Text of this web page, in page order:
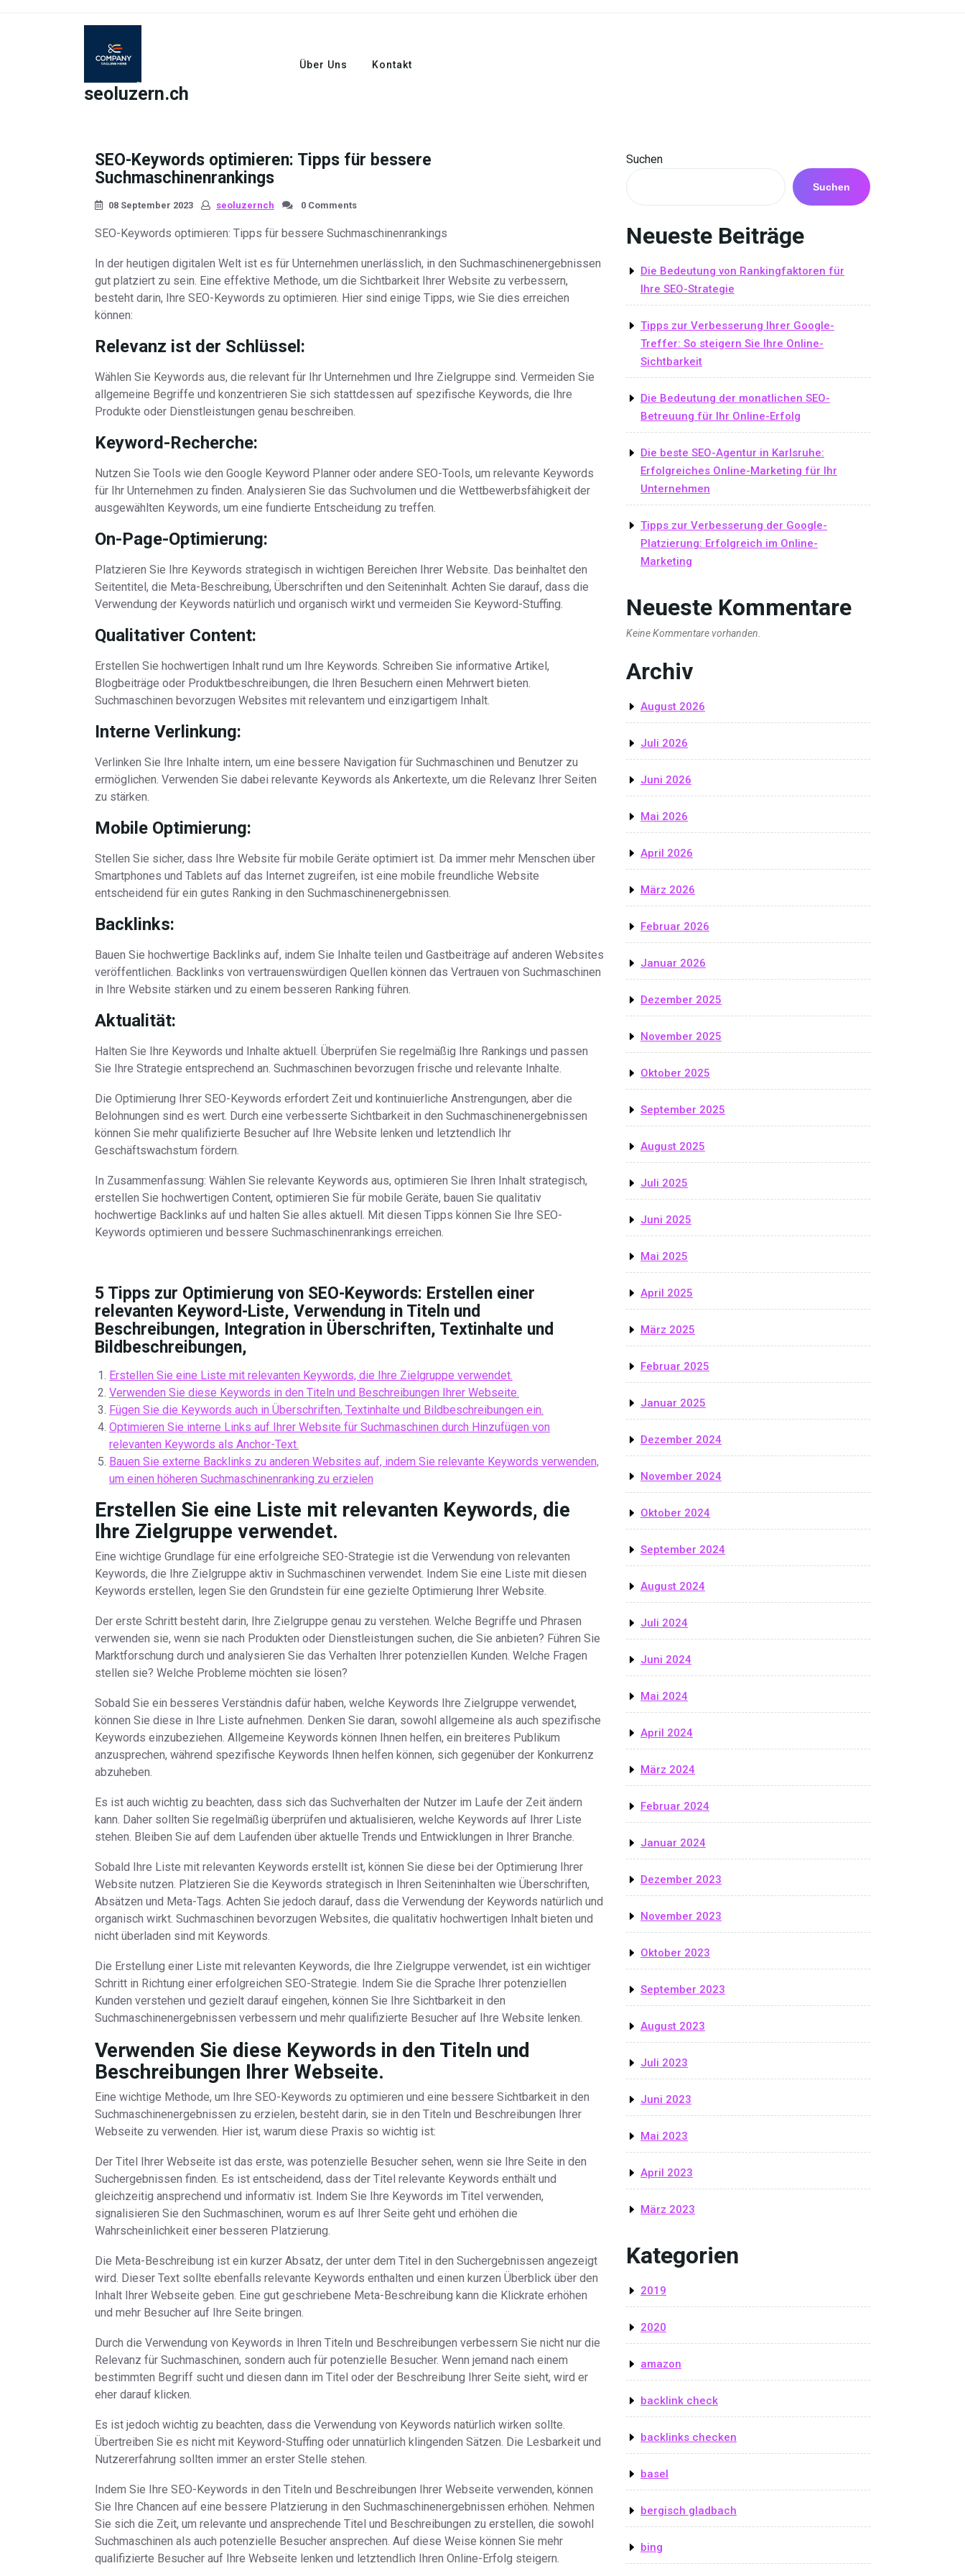
seoluzern.ch
Über Uns Kontakt
SEO-Keywords optimieren: Tipps für bessere
Suchmaschinenrankings
08 September 2023 seoluzernch 0 Comments
SEO-Keywords optimieren: Tipps für bessere Suchmaschinenrankings
In der heutigen digitalen Welt ist es für Unternehmen unerlässlich, in den Suchmaschinenergebnissen
gut platziert zu sein. Eine effektive Methode, um die Sichtbarkeit Ihrer Website zu verbessern,
besteht darin, Ihre SEO-Keywords zu optimieren. Hier sind einige Tipps, wie Sie dies erreichen
können:
Relevanz ist der Schlüssel:
Wählen Sie Keywords aus, die relevant für Ihr Unternehmen und Ihre Zielgruppe sind. Vermeiden Sie
allgemeine Begriffe und konzentrieren Sie sich stattdessen auf spezifische Keywords, die Ihre
Produkte oder Dienstleistungen genau beschreiben.
Keyword-Recherche:
Nutzen Sie Tools wie den Google Keyword Planner oder andere SEO-Tools, um relevante Keywords
für Ihr Unternehmen zu finden. Analysieren Sie das Suchvolumen und die Wettbewerbsfähigkeit der
ausgewählten Keywords, um eine fundierte Entscheidung zu treffen.
On-Page-Optimierung:
Platzieren Sie Ihre Keywords strategisch in wichtigen Bereichen Ihrer Website. Das beinhaltet den
Seitentitel, die Meta-Beschreibung, Überschriften und den Seiteninhalt. Achten Sie darauf, dass die
Verwendung der Keywords natürlich und organisch wirkt und vermeiden Sie Keyword-Stuffing.
Qualitativer Content:
Erstellen Sie hochwertigen Inhalt rund um Ihre Keywords. Schreiben Sie informative Artikel,
Blogbeiträge oder Produktbeschreibungen, die Ihren Besuchern einen Mehrwert bieten.
Suchmaschinen bevorzugen Websites mit relevantem und einzigartigem Inhalt.
Interne Verlinkung:
Verlinken Sie Ihre Inhalte intern, um eine bessere Navigation für Suchmaschinen und Benutzer zu
ermöglichen. Verwenden Sie dabei relevante Keywords als Ankertexte, um die Relevanz Ihrer Seiten
zu stärken.
Mobile Optimierung:
Stellen Sie sicher, dass Ihre Website für mobile Geräte optimiert ist. Da immer mehr Menschen über
Smartphones und Tablets auf das Internet zugreifen, ist eine mobile freundliche Website
entscheidend für ein gutes Ranking in den Suchmaschinenergebnissen.
Backlinks:
Bauen Sie hochwertige Backlinks auf, indem Sie Inhalte teilen und Gastbeiträge auf anderen Websites
veröffentlichen. Backlinks von vertrauenswürdigen Quellen können das Vertrauen von Suchmaschinen
in Ihre Website stärken und zu einem besseren Ranking führen.
Aktualität:
Halten Sie Ihre Keywords und Inhalte aktuell. Überprüfen Sie regelmäßig Ihre Rankings und passen
Sie Ihre Strategie entsprechend an. Suchmaschinen bevorzugen frische und relevante Inhalte.
Die Optimierung Ihrer SEO-Keywords erfordert Zeit und kontinuierliche Anstrengungen, aber die
Belohnungen sind es wert. Durch eine verbesserte Sichtbarkeit in den Suchmaschinenergebnissen
können Sie mehr qualifizierte Besucher auf Ihre Website lenken und letztendlich Ihr
Geschäftswachstum fördern.
In Zusammenfassung: Wählen Sie relevante Keywords aus, optimieren Sie Ihren Inhalt strategisch,
erstellen Sie hochwertigen Content, optimieren Sie für mobile Geräte, bauen Sie qualitativ
hochwertige Backlinks auf und halten Sie alles aktuell. Mit diesen Tipps können Sie Ihre SEO-
Keywords optimieren und bessere Suchmaschinenrankings erreichen.
5 Tipps zur Optimierung von SEO-Keywords: Erstellen einer
relevanten Keyword-Liste, Verwendung in Titeln und
Beschreibungen, Integration in Überschriften, Textinhalte und
Bildbeschreibungen,
Erstellen Sie eine Liste mit relevanten Keywords, die Ihre Zielgruppe verwendet.
Verwenden Sie diese Keywords in den Titeln und Beschreibungen Ihrer Webseite.
Fügen Sie die Keywords auch in Überschriften, Textinhalte und Bildbeschreibungen ein.
Optimieren Sie interne Links auf Ihrer Website für Suchmaschinen durch Hinzufügen von
relevanten Keywords als Anchor-Text.
Bauen Sie externe Backlinks zu anderen Websites auf, indem Sie relevante Keywords verwenden,
um einen höheren Suchmaschinenranking zu erzielen
Erstellen Sie eine Liste mit relevanten Keywords, die
Ihre Zielgruppe verwendet.
Eine wichtige Grundlage für eine erfolgreiche SEO-Strategie ist die Verwendung von relevanten
Keywords, die Ihre Zielgruppe aktiv in Suchmaschinen verwendet. Indem Sie eine Liste mit diesen
Keywords erstellen, legen Sie den Grundstein für eine gezielte Optimierung Ihrer Website.
Der erste Schritt besteht darin, Ihre Zielgruppe genau zu verstehen. Welche Begriffe und Phrasen
verwenden sie, wenn sie nach Produkten oder Dienstleistungen suchen, die Sie anbieten? Führen Sie
Marktforschung durch und analysieren Sie das Verhalten Ihrer potenziellen Kunden. Welche Fragen
stellen sie? Welche Probleme möchten sie lösen?
Sobald Sie ein besseres Verständnis dafür haben, welche Keywords Ihre Zielgruppe verwendet,
können Sie diese in Ihre Liste aufnehmen. Denken Sie daran, sowohl allgemeine als auch spezifische
Keywords einzubeziehen. Allgemeine Keywords können Ihnen helfen, ein breiteres Publikum
anzusprechen, während spezifische Keywords Ihnen helfen können, sich gegenüber der Konkurrenz
abzuheben.
Es ist auch wichtig zu beachten, dass sich das Suchverhalten der Nutzer im Laufe der Zeit ändern
kann. Daher sollten Sie regelmäßig überprüfen und aktualisieren, welche Keywords auf Ihrer Liste
stehen. Bleiben Sie auf dem Laufenden über aktuelle Trends und Entwicklungen in Ihrer Branche.
Sobald Ihre Liste mit relevanten Keywords erstellt ist, können Sie diese bei der Optimierung Ihrer
Website nutzen. Platzieren Sie die Keywords strategisch in Ihren Seiteninhalten wie Überschriften,
Absätzen und Meta-Tags. Achten Sie jedoch darauf, dass die Verwendung der Keywords natürlich und
organisch wirkt. Suchmaschinen bevorzugen Websites, die qualitativ hochwertigen Inhalt bieten und
nicht überladen sind mit Keywords.
Die Erstellung einer Liste mit relevanten Keywords, die Ihre Zielgruppe verwendet, ist ein wichtiger
Schritt in Richtung einer erfolgreichen SEO-Strategie. Indem Sie die Sprache Ihrer potenziellen
Kunden verstehen und gezielt darauf eingehen, können Sie Ihre Sichtbarkeit in den
Suchmaschinenergebnissen verbessern und mehr qualifizierte Besucher auf Ihre Website lenken.
Verwenden Sie diese Keywords in den Titeln und
Beschreibungen Ihrer Webseite.
Eine wichtige Methode, um Ihre SEO-Keywords zu optimieren und eine bessere Sichtbarkeit in den
Suchmaschinenergebnissen zu erzielen, besteht darin, sie in den Titeln und Beschreibungen Ihrer
Webseite zu verwenden. Hier ist, warum diese Praxis so wichtig ist:
Der Titel Ihrer Webseite ist das erste, was potenzielle Besucher sehen, wenn sie Ihre Seite in den
Suchergebnissen finden. Es ist entscheidend, dass der Titel relevante Keywords enthält und
gleichzeitig ansprechend und informativ ist. Indem Sie Ihre Keywords im Titel verwenden,
signalisieren Sie den Suchmaschinen, worum es auf Ihrer Seite geht und erhöhen die
Wahrscheinlichkeit einer besseren Platzierung.
Die Meta-Beschreibung ist ein kurzer Absatz, der unter dem Titel in den Suchergebnissen angezeigt
wird. Dieser Text sollte ebenfalls relevante Keywords enthalten und einen kurzen Überblick über den
Inhalt Ihrer Webseite geben. Eine gut geschriebene Meta-Beschreibung kann die Klickrate erhöhen
und mehr Besucher auf Ihre Seite bringen.
Durch die Verwendung von Keywords in Ihren Titeln und Beschreibungen verbessern Sie nicht nur die
Relevanz für Suchmaschinen, sondern auch für potenzielle Besucher. Wenn jemand nach einem
bestimmten Begriff sucht und diesen dann im Titel oder der Beschreibung Ihrer Seite sieht, wird er
eher darauf klicken.
Es ist jedoch wichtig zu beachten, dass die Verwendung von Keywords natürlich wirken sollte.
Übertreiben Sie es nicht mit Keyword-Stuffing oder unnatürlich klingenden Sätzen. Die Lesbarkeit und
Nutzererfahrung sollten immer an erster Stelle stehen.
Indem Sie Ihre SEO-Keywords in den Titeln und Beschreibungen Ihrer Webseite verwenden, können
Sie Ihre Chancen auf eine bessere Platzierung in den Suchmaschinenergebnissen erhöhen. Nehmen
Sie sich die Zeit, um relevante und ansprechende Titel und Beschreibungen zu erstellen, die sowohl
Suchmaschinen als auch potenzielle Besucher ansprechen. Auf diese Weise können Sie mehr
qualifizierte Besucher auf Ihre Webseite lenken und letztendlich Ihren Online-Erfolg steigern.
Suchen
Suchen
Neueste Beiträge
Die Bedeutung von Rankingfaktoren für
Ihre SEO-Strategie
Tipps zur Verbesserung Ihrer Google-
Treffer: So steigern Sie Ihre Online-
Sichtbarkeit
Die Bedeutung der monatlichen SEO-
Betreuung für Ihr Online-Erfolg
Die beste SEO-Agentur in Karlsruhe:
Erfolgreiches Online-Marketing für Ihr
Unternehmen
Tipps zur Verbesserung der Google-
Platzierung: Erfolgreich im Online-
Marketing
Neueste Kommentare
Keine Kommentare vorhanden.
Archiv
August 2026
Juli 2026
Juni 2026
Mai 2026
April 2026
März 2026
Februar 2026
Januar 2026
Dezember 2025
November 2025
Oktober 2025
September 2025
August 2025
Juli 2025
Juni 2025
Mai 2025
April 2025
März 2025
Februar 2025
Januar 2025
Dezember 2024
November 2024
Oktober 2024
September 2024
August 2024
Juli 2024
Juni 2024
Mai 2024
April 2024
März 2024
Februar 2024
Januar 2024
Dezember 2023
November 2023
Oktober 2023
September 2023
August 2023
Juli 2023
Juni 2023
Mai 2023
April 2023
März 2023
Kategorien
2019
2020
amazon
backlink check
backlinks checken
basel
bergisch gladbach
bing